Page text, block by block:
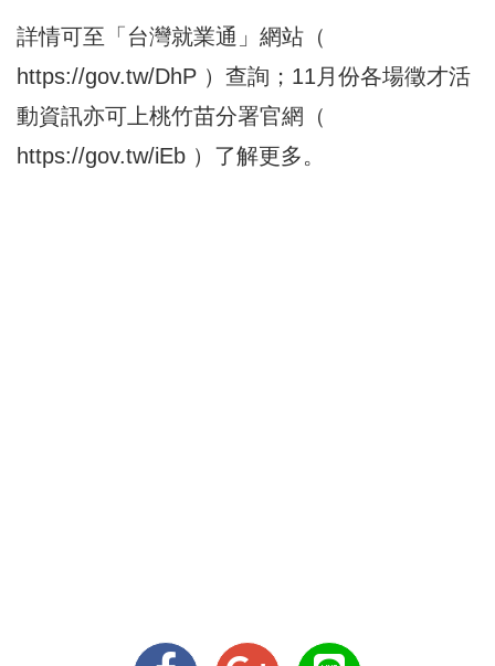
詳情可至「台灣就業通」網站（
https://gov.tw/DhP ）查詢；11月份各場徵才活
動資訊亦可上桃竹苗分署官網（
https://gov.tw/iEb ）了解更多。